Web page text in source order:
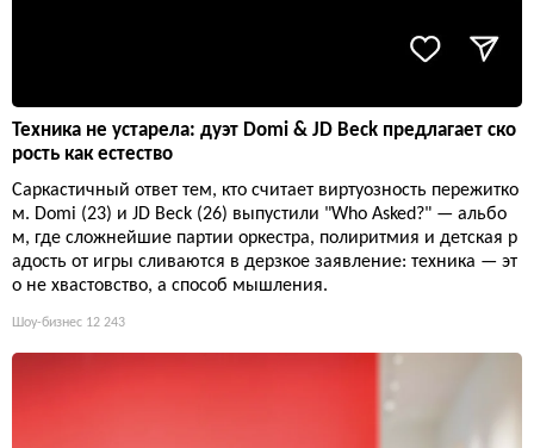
Техника не устарела: дуэт Domi & JD Beck предлагает ско
рость как естество
Саркастичный ответ тем, кто считает виртуозность пережитко
м. Domi (23) и JD Beck (26) выпустили "Who Asked?" — альбо
м, где сложнейшие партии оркестра, полиритмия и детская р
адость от игры сливаются в дерзкое заявление: техника — эт
о не хвастовство, а способ мышления.
Шоу-бизнес 12 243